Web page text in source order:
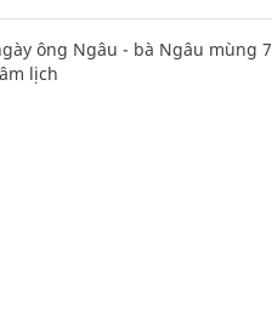
ông Ngâu - bà Ngâu mùng 7
lịch